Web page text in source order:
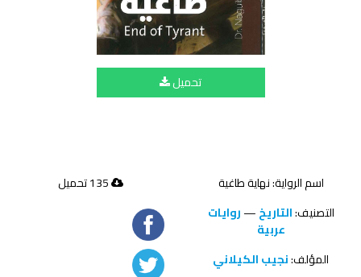
تحميل
اسم الرواية: نهاية طاغية
التصنيف:التاريخ—روايات
عربية
المؤلف:نجيب الكيلاني